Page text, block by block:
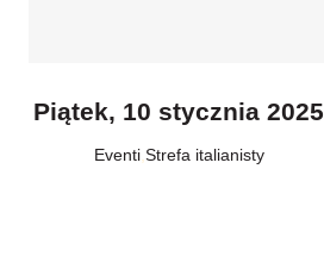
Piątek, 10 stycznia 2025
Eventi, Strefa italianisty